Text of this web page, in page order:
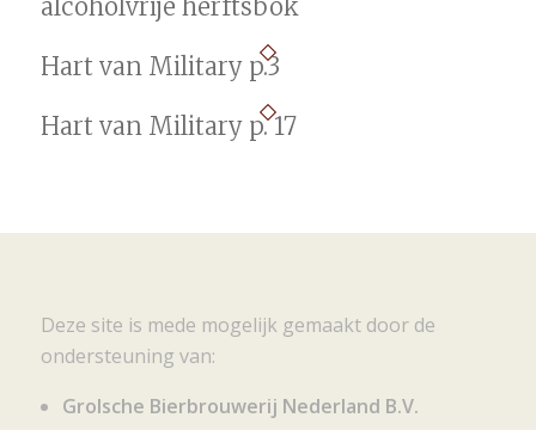
alcoholvrije herftsbok
Hart van Military p.3
Hart van Military p. 17
Deze site is mede mogelijk gemaakt door de
ondersteuning van:
Grolsche Bierbrouwerij Nederland B.V.